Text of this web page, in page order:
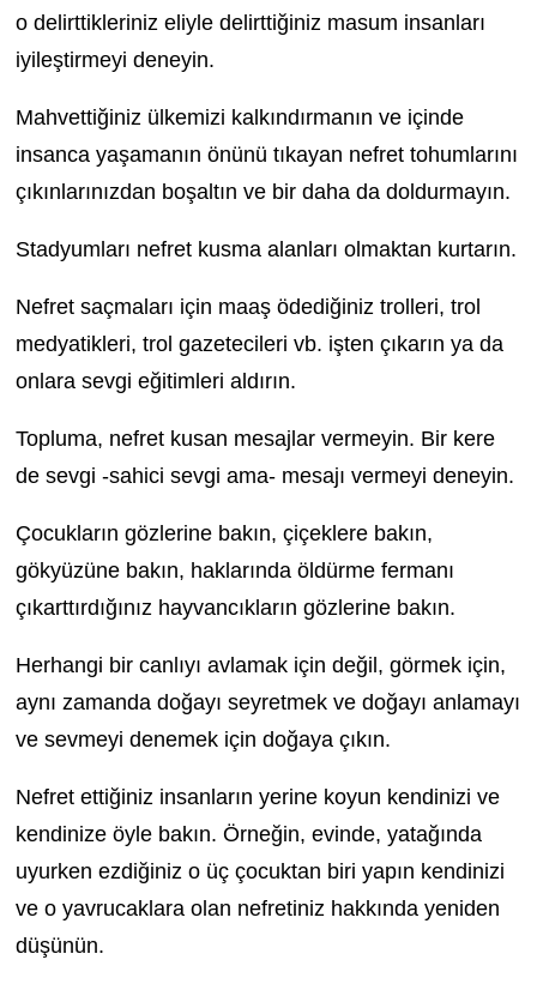
o delirttikleriniz eliyle delirttiğiniz masum insanları
iyileştirmeyi deneyin.
Mahvettiğiniz ülkemizi kalkındırmanın ve içinde
insanca yaşamanın önünü tıkayan nefret tohumlarını
çıkınlarınızdan boşaltın ve bir daha da doldurmayın.
Stadyumları nefret kusma alanları olmaktan kurtarın.
Nefret saçmaları için maaş ödediğiniz trolleri, trol
medyatikleri, trol gazetecileri vb. işten çıkarın ya da
onlara sevgi eğitimleri aldırın.
Topluma, nefret kusan mesajlar vermeyin. Bir kere
de sevgi -sahici sevgi ama- mesajı vermeyi deneyin.
Çocukların gözlerine bakın, çiçeklere bakın,
gökyüzüne bakın, haklarında öldürme fermanı
çıkarttırdığınız hayvancıkların gözlerine bakın.
Herhangi bir canlıyı avlamak için değil, görmek için,
aynı zamanda doğayı seyretmek ve doğayı anlamayı
ve sevmeyi denemek için doğaya çıkın.
Nefret ettiğiniz insanların yerine koyun kendinizi ve
kendinize öyle bakın. Örneğin, evinde, yatağında
uyurken ezdiğiniz o üç çocuktan biri yapın kendinizi
ve o yavrucaklara olan nefretiniz hakkında yeniden
düşünün.